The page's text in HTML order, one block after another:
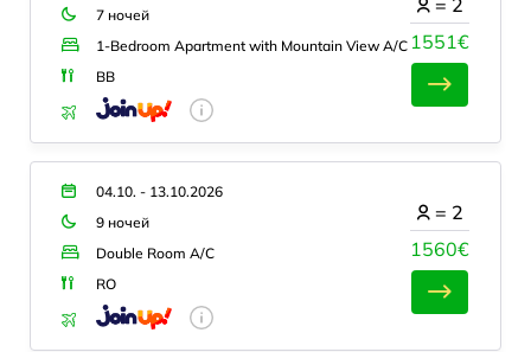
7 ночей
1-Bedroom Apartment with Mountain View A/C
BB
1551€
04.10. - 13.10.2026
9 ночей
Double Room A/C
RO
1560€
= 2